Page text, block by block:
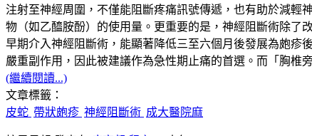
注射至神經周圍，不僅能阻斷疼痛訊號傳遞，也有助於減輕
物（如乙醯胺酚）的使用量。更重要的是，神經阻斷術除了
早期介入神經阻斷術，能顯著降低三至六個月後發展為皰疹
嚴重副作用，因此被建議作為急性期止痛的首選。而「胸椎
(繼續閱讀...)
文章標籤：
皮蛇 帶狀皰疹 神經阻斷術 成大醫院麻